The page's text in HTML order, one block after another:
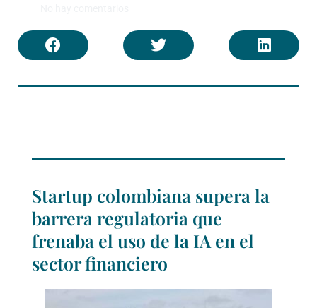
Startup colombiana supera la
barrera regulatoria que
frenaba el uso de la IA en el
sector financiero